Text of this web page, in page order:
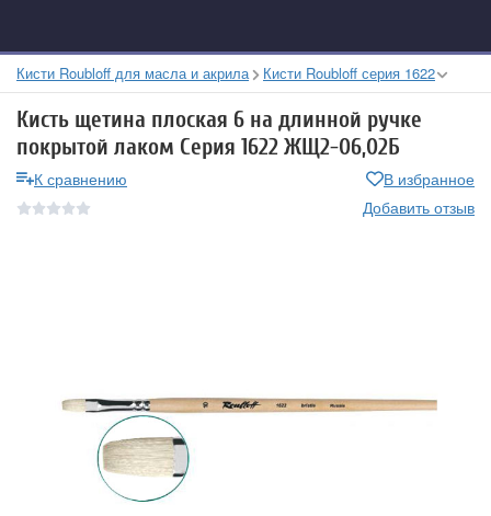
Кисти Roubloff для масла и акрила Кисти Roubloff серия 1622
Кисть щетина плоская 6 на длинной ручке
покрытой лаком Серия 1622 ЖЩ2-06,02Б
К сравнению
В избранное
Добавить отзыв